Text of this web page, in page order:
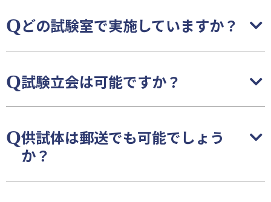
どの試験室で実施していますか？
試験立会は可能ですか？
供試体は郵送でも可能でしょう
か？